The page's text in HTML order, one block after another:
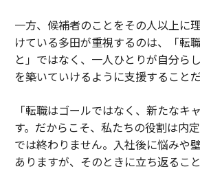
一方、候補者のことをその人以上に
けている多田が重視するのは、「転
と」ではなく、一人ひとりが自分ら
を築いていけるように支援することだ
「転職はゴールではなく、新たなキ
す。だからこそ、私たちの役割は内
では終わりません。入社後に悩みや
ありますが、そのときに立ち返るこ